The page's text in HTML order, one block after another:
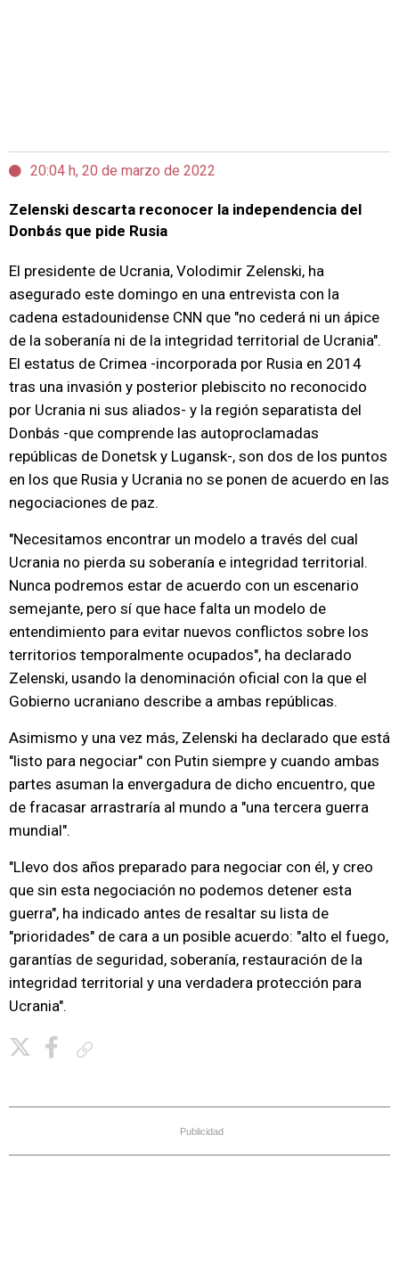
20:04 h, 20 de marzo de 2022
Zelenski descarta reconocer la independencia del
Donbás que pide Rusia
El presidente de Ucrania, Volodimir Zelenski, ha
asegurado este domingo en una entrevista con la
cadena estadounidense CNN que "no cederá ni un ápice
de la soberanía ni de la integridad territorial de Ucrania".
El estatus de Crimea -incorporada por Rusia en 2014
tras una invasión y posterior plebiscito no reconocido
por Ucrania ni sus aliados- y la región separatista del
Donbás -que comprende las autoproclamadas
repúblicas de Donetsk y Lugansk-, son dos de los puntos
en los que Rusia y Ucrania no se ponen de acuerdo en las
negociaciones de paz.
"Necesitamos encontrar un modelo a través del cual
Ucrania no pierda su soberanía e integridad territorial.
Nunca podremos estar de acuerdo con un escenario
semejante, pero sí que hace falta un modelo de
entendimiento para evitar nuevos conflictos sobre los
territorios temporalmente ocupados", ha declarado
Zelenski, usando la denominación oficial con la que el
Gobierno ucraniano describe a ambas repúblicas.
Asimismo y una vez más, Zelenski ha declarado que está
"listo para negociar" con Putin siempre y cuando ambas
partes asuman la envergadura de dicho encuentro, que
de fracasar arrastraría al mundo a "una tercera guerra
mundial".
"Llevo dos años preparado para negociar con él, y creo
que sin esta negociación no podemos detener esta
guerra", ha indicado antes de resaltar su lista de
"prioridades" de cara a un posible acuerdo: "alto el fuego,
garantías de seguridad, soberanía, restauración de la
integridad territorial y una verdadera protección para
Ucrania".
Publicidad